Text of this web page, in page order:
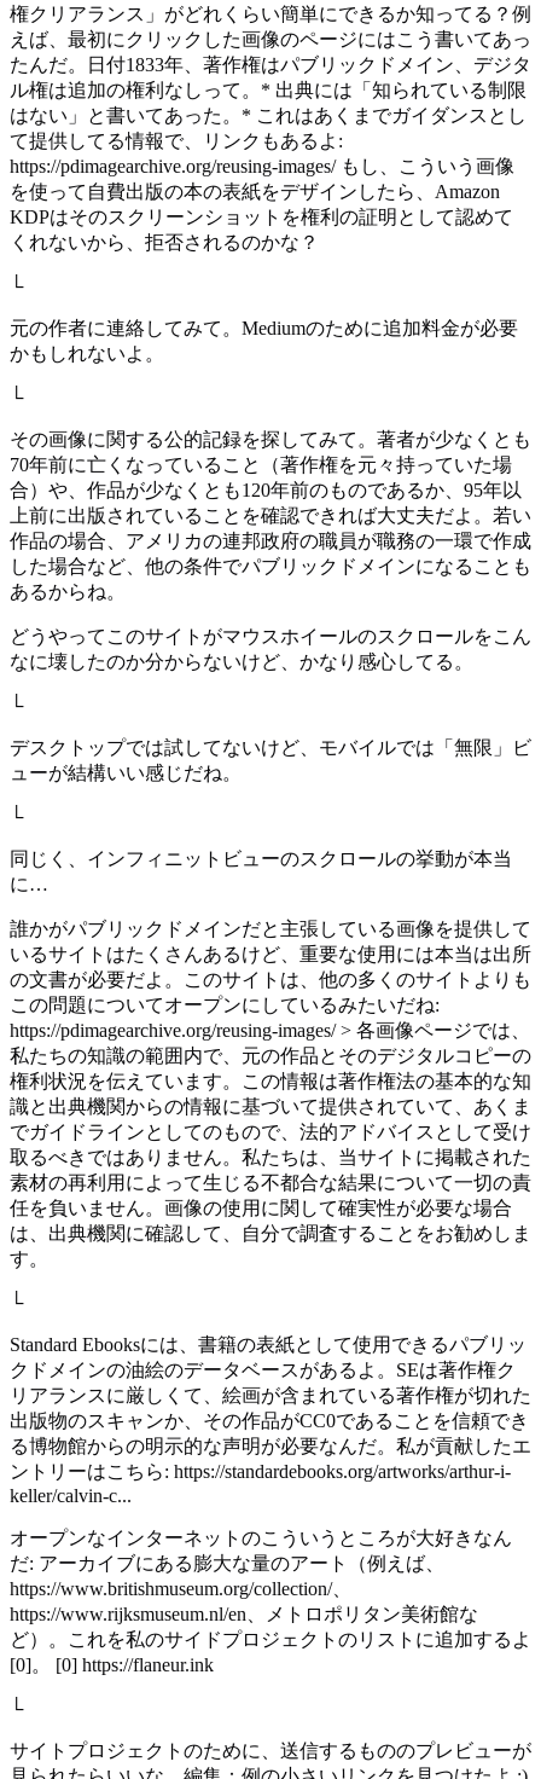
権クリアランス」がどれくらい簡単にできるか知ってる？例
えば、最初にクリックした画像のページにはこう書いてあっ
たんだ。日付1833年、著作権はパブリックドメイン、デジタ
ル権は追加の権利なしって。* 出典には「知られている制限
はない」と書いてあった。* これはあくまでガイダンスとし
て提供してる情報で、リンクもあるよ:
https://pdimagearchive.org/reusing-images/ もし、こういう画像
を使って自費出版の本の表紙をデザインしたら、Amazon
KDPはそのスクリーンショットを権利の証明として認めて
くれないから、拒否されるのかな？
└
元の作者に連絡してみて。Mediumのために追加料金が必要
かもしれないよ。
└
その画像に関する公的記録を探してみて。著者が少なくとも
70年前に亡くなっていること（著作権を元々持っていた場
合）や、作品が少なくとも120年前のものであるか、95年以
上前に出版されていることを確認できれば大丈夫だよ。若い
作品の場合、アメリカの連邦政府の職員が職務の一環で作成
した場合など、他の条件でパブリックドメインになることも
あるからね。
どうやってこのサイトがマウスホイールのスクロールをこん
なに壊したのか分からないけど、かなり感心してる。
└
デスクトップでは試してないけど、モバイルでは「無限」ビ
ューが結構いい感じだね。
└
同じく、インフィニットビューのスクロールの挙動が本当
に…
誰かがパブリックドメインだと主張している画像を提供して
いるサイトはたくさんあるけど、重要な使用には本当は出所
の文書が必要だよ。このサイトは、他の多くのサイトよりも
この問題についてオープンにしているみたいだね:
https://pdimagearchive.org/reusing-images/ > 各画像ページでは、
私たちの知識の範囲内で、元の作品とそのデジタルコピーの
権利状況を伝えています。この情報は著作権法の基本的な知
識と出典機関からの情報に基づいて提供されていて、あくま
でガイドラインとしてのもので、法的アドバイスとして受け
取るべきではありません。私たちは、当サイトに掲載された
素材の再利用によって生じる不都合な結果について一切の責
任を負いません。画像の使用に関して確実性が必要な場合
は、出典機関に確認して、自分で調査することをお勧めしま
す。
└
Standard Ebooksには、書籍の表紙として使用できるパブリッ
クドメインの油絵のデータベースがあるよ。SEは著作権ク
リアランスに厳しくて、絵画が含まれている著作権が切れた
出版物のスキャンか、その作品がCC0であることを信頼でき
る博物館からの明示的な声明が必要なんだ。私が貢献したエ
ントリーはこちら: https://standardebooks.org/artworks/arthur-i-
keller/calvin-c...
オープンなインターネットのこういうところが大好きなん
だ: アーカイブにある膨大な量のアート（例えば、
https://www.britishmuseum.org/collection/、
https://www.rijksmuseum.nl/en、メトロポリタン美術館な
ど）。これを私のサイドプロジェクトのリストに追加するよ
[0]。 [0] https://flaneur.ink
└
サイトプロジェクトのために、送信するもののプレビューが